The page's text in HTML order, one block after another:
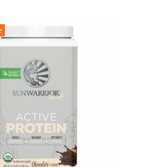
DES PROTÉINES
physiques réguliers, nos
La musculation est aussi
l'âge avance.
à vous booster avant une
l'entraînement en luttant